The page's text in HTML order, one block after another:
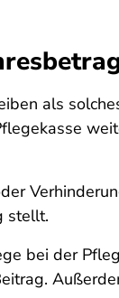
als
stellt.
bei der